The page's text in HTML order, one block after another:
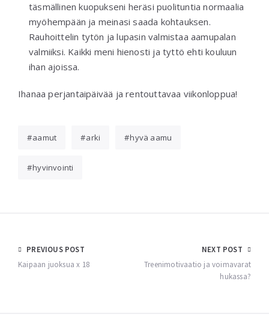
täsmällinen kuopukseni heräsi puolituntia normaalia
myöhempään ja meinasi saada kohtauksen.
Rauhoittelin tytön ja lupasin valmistaa aamupalan
valmiiksi. Kaikki meni hienosti ja tyttö ehti kouluun
ihan ajoissa.
Ihanaa perjantaipäivää ja rentouttavaa viikonloppua!
aamut arki hyvä aamu
hyvinvointi
Post
navigation
PREVIOUS POST
Kaipaan juoksua x 18
NEXT POST
Treenimotivaatio ja voimavarat
hukassa?